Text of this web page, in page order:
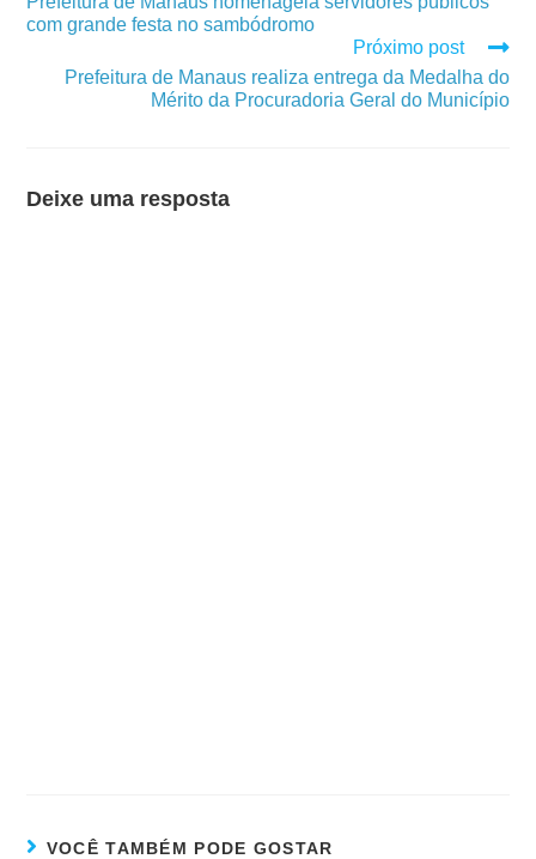
com grande festa no sambódromo
Próximo post
Prefeitura de Manaus realiza entrega da Medalha do
Mérito da Procuradoria Geral do Município
Deixe uma resposta
VOCÊ TAMBÉM PODE GOSTAR